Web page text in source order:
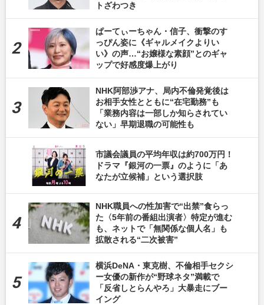
トざわつき
ぱーてぃーちゃん・信子、衝撃のす
っぴん姿に《ギャルメイクよりい
い》の声…“お嬢様な素顔”とのギャ
ップで好感度爆上がり
NHK阿部渉アナ、局内不倫発覚後は
お相手女性とともに“在宅勤務”も
「業務内容は一部しか知らされてい
ない」早期退職の可能性も
市議会議員の平均年収は約700万円！
ドラマ『銀河の一票』のように「あ
なたが立候補」という選択肢
NHK職員への性加害で“出禁”食らっ
た〈5年前の番組出演者〉特定が進む
も、ネットで「無関係な個人名」も
拡散される“二次被害”
横浜DeNA・東克樹、不倫相手セクシ
ー女優の新作が“野球ネタ”満載で
「反省しとらんやろ」大暴走にブー
イング